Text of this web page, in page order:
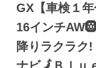
GX【車検１
16インチ
降りラクラク
ナビ🗾Ｂｌｕ